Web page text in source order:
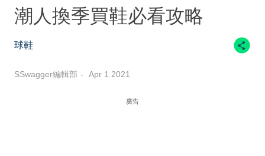
潮人換季買鞋必看攻略
球鞋
SSwagger編輯部 Apr 1 2021
廣告